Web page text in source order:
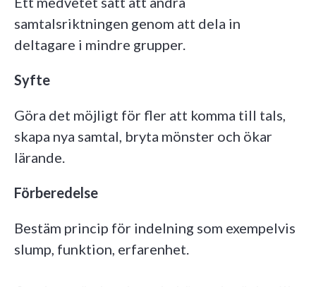
samtalsriktningen genom att dela in
deltagare i mindre grupper.
Syfte
Göra det möjligt för fler att komma till tals,
skapa nya samtal, bryta mönster och ökar
lärande.
Förberedelse
Bestäm princip för indelning som exempelvis
slump, funktion, erfarenhet.